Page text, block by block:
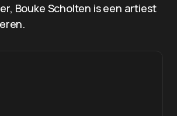
Bouke Scholten is een artiest